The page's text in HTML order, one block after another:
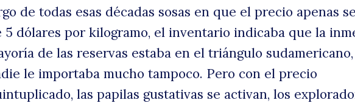
de todas esas décadas sosas en que el precio apenas
5 dólares por kilogramo, el inventario indicaba que la
de las reservas estaba en el triángulo
le importaba mucho tampoco. Pero con el precio
las papilas gustativas se activan, los